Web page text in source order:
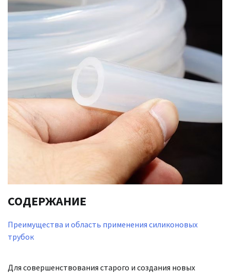
СОДЕРЖАНИЕ
Преимущества и область применения силиконовых
трубок
Для совершенствования старого и создания новых